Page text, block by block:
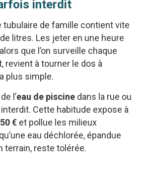
interdit
tubulaire de famille contient vite
litres. Les jeter en une heure
que l’on surveille chaque
revient à tourner le dos à
plus simple.
l’eau de piscine dans la rue ou
Cette habitude expose à
€ et pollue les milieux
eau déchlorée, épandue
terrain, reste tolérée.